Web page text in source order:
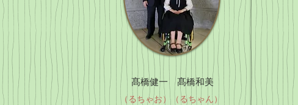
髙橋健一 髙橋和美
（るちゃお）（るちゃん）